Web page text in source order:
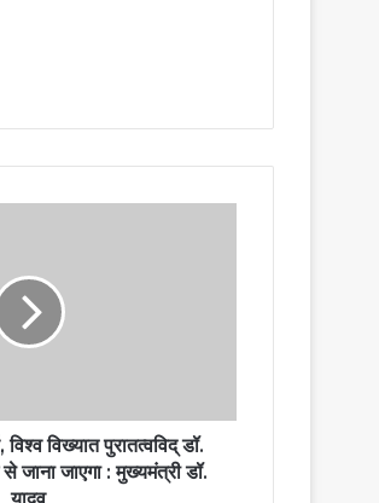
विश्व विख्यात पुरातत्वविद् डॉ.
जाना जाएगा : मुख्यमंत्री डॉ.